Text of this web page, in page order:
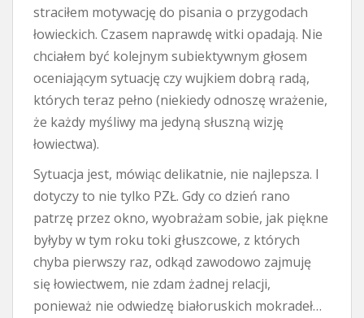
straciłem motywację do pisania o przygodach
łowieckich. Czasem naprawdę witki opadają. Nie
chciałem być kolejnym subiektywnym głosem
oceniającym sytuację czy wujkiem dobrą radą,
których teraz pełno (niekiedy odnoszę wrażenie,
że każdy myśliwy ma jedyną słuszną wizję
łowiectwa).
Sytuacja jest, mówiąc delikatnie, nie najlepsza. I
dotyczy to nie tylko PZŁ. Gdy co dzień rano
patrzę przez okno, wyobrażam sobie, jak piękne
byłyby w tym roku toki głuszcowe, z których
chyba pierwszy raz, odkąd zawodowo zajmuję
się łowiectwem, nie zdam żadnej relacji,
ponieważ nie odwiedzę białoruskich mokradeł…